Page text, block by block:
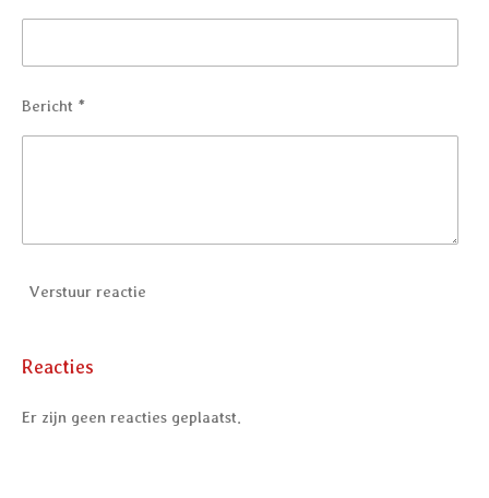
Bericht *
Verstuur reactie
Reacties
Er zijn geen reacties geplaatst.